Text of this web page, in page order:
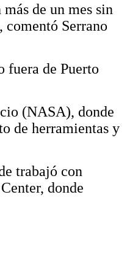
de un mes sin
Serrano
fuera de Puerto
(NASA), donde
de herramientas y
trabajó con
donde